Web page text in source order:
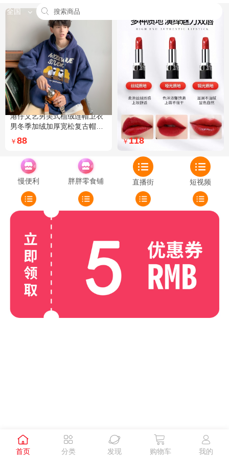
全国
港仔文艺男美式植绒连帽卫衣
男冬季加绒加厚宽松复古帽衫
外套 XXL 加绒 5XL 灰色加绒
￥ 88
Dior迪奥全新烈艳蓝金口红品
牌授权经典藤格纹饰带丝绒质
地999色号传奇红唇哑光 哑光
￥118
慢便利 胖胖零食铺 直播街 短视频

首页

分类

发现

购物车

我的